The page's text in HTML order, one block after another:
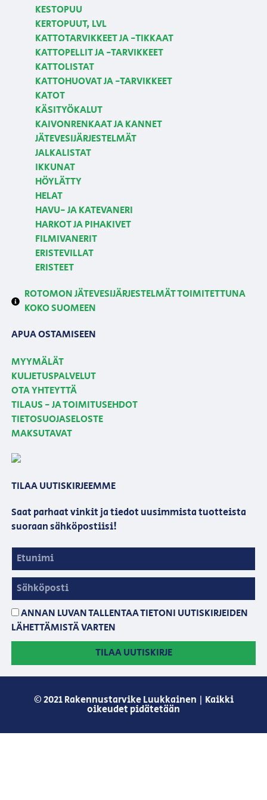
KESTOPUU
KERTOPUUT, LVL
KATTOTARVIKKEET JA -TIKKAAT
KATTOPELLIT JA -TARVIKKEET
KATTOLISTAT
KATTOHUOVAT JA -TARVIKKEET
KATOT
KÄSITYÖKALUT
KAIVONRENKAAT JA KANNET
JÄTEVESIJÄRJESTELMÄT
JALKALISTAT
IKKUNAT
HÖYLÄTTY
HELAT
HAVU- JA KATEVANERI
HARKOT JA PIHAKIVET
FILMIVANERIT
ERISTEVILLAT
ERISTEET
ROTOMON JÄTEVESIJÄRJESTELMÄT TOIMITETTUNA
KOKO SUOMEEN
APUA OSTAMISEEN
MYYMÄLÄT
KULJETUSPALVELUT
OTA YHTEYTTÄ
TILAUS - JA TOIMITUSEHDOT
TIETOSUOJASELOSTE
MAKSUTAVAT
TILAA UUTISKIRJEEMME
Saat parhaat vinkit ja tiedot uusimmista tuotteista
suoraan sähköpostiisi!
ANNAN LUVAN TALLENTAA TIETONI UUTISKIRJEIDEN
LÄHETTÄMISTÄ VARTEN
TILAA UUTISKIRJE
© 2021 Rakennustarvike Luukkainen | Kaikki
oikeudet pidätetään